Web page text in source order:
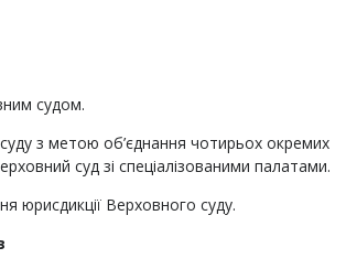
судом.
з метою об’єднання чотирьох окремих
суд зі спеціалізованими палатами.
юрисдикції Верховного суду.